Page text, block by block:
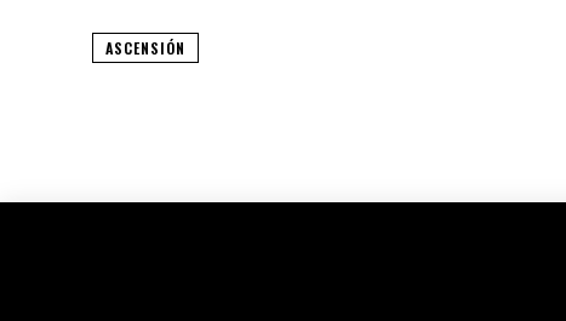
ASCENSIÓN